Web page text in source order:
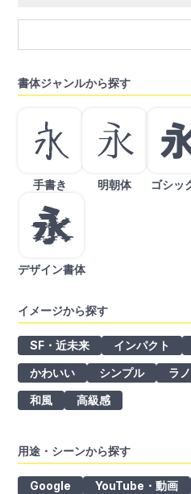
書体ジャンルから探す
手書き 明朝体 ゴシッ
デザイン書体
イメージから探す
SF・近未来 インパクト
かわいい
シンプル ラ
和風
高級感
用途・シーンから探す
Google YouTube・動画